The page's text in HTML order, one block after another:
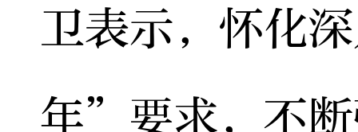
卫表示，怀化
年”要求，不